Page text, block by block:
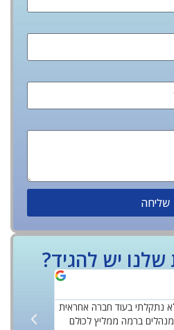
שליחה
יש להגיד?
נתקלתי בעוד חברה אחראית
ברמה ממליץ לכולם
ביותר